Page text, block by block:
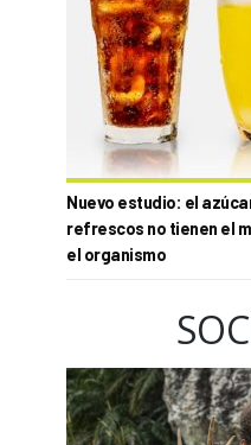
Nuevo estudio: el
refrescos no tienen el
el organismo